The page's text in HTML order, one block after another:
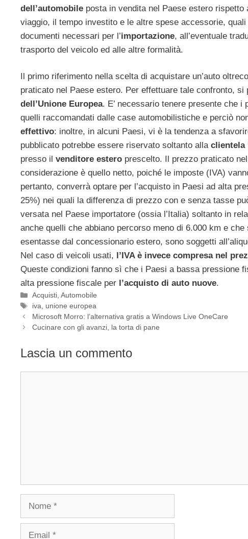
dell’automobile posta in vendita nel Paese estero
viaggio, il tempo investito e le altre spese accessorie,
documenti necessari per l’importazione, all’eventuale
trasporto del veicolo ed alle altre formalità.
Il primo riferimento nella scelta di acquistare un’auto
praticato nel Paese estero. Per effettuare tale confronto, si
dell’Unione Europea. E’ necessario tenere presente che
quelli raccomandati dalle case automobilistiche e perciò
effettivo: inoltre, in alcuni Paesi, vi è la tendenza a
pubblicato potrebbe essere riservato soltanto alla clientela
presso il venditore estero prescelto. Il prezzo praticato nel
considerazione è quello netto, poiché le imposte (IVA)
pertanto, converrà optare per l’acquisto in Paesi ad alta
25%) nei quali la differenza di prezzo con e senza tasse
versata nel Paese importatore (ossia l’Italia) soltanto in
anche quelli che abbiano percorso meno di 6.000 km e che
esentasse dal concessionario estero, sono soggetti
Nel caso di veicoli usati,
l’IVA è invece compresa nel
Queste condizioni fanno sì che i Paesi a bassa pressione
alta pressione fiscale per l’acquisto di auto nuove.
Categorie
Acquisti,Automobile
Tag
iva, unione europea
Microsoft Morro: l’alternativa gratis a Windows Live OneCare
Cucinare con gli avanzi, la torta di pane
Lascia un commento